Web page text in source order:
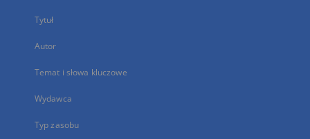
Tytuł
Autor
Temat i słowa kluczowe
Wydawca
Typ zasobu